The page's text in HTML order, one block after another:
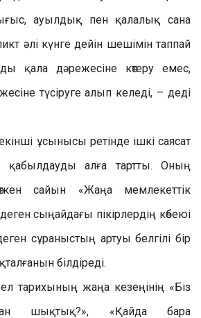
ауылдық пен қалалық сана
әлі күнге дейін шешімін таппай
қала дәрежесіне көтеру емес,
түсіруге алып келеді, – деді
ұсынысы ретінде ішкі саясат
алға тартты. Оның
сайын «Жаңа мемлекеттік
сыңайдағы пікірлердің көбеюі
сұраныстың артуы белгілі бір
білдіреді.
тарихының жаңа кезеңінің «Біз
шықтық?», «Қайда бара